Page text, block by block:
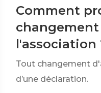
Comment
l'association
Tout changement
d’une déclaration.